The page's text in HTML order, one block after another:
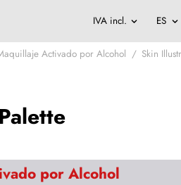
Activado por Alcohol Skin
por Alcohol